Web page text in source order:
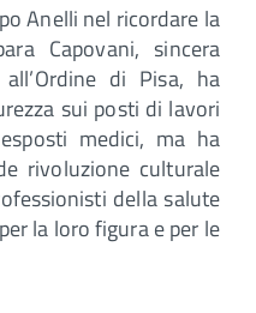
Anelli nel ricordare la
Capovani, sincera
di Pisa, ha
sui posti di lavori
medici, ma ha
rivoluzione culturale
della salute
la loro figura e per le